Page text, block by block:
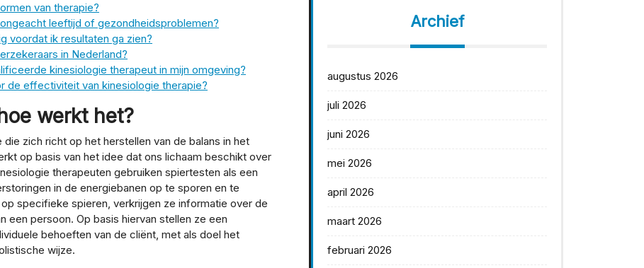
van therapie?
leeftijd of gezondheidsproblemen?
voordat ik resultaten ga zien?
in Nederland?
kinesiologie therapeut in mijn omgeving?
de effectiviteit van kinesiologie therapie?
werkt het?
zich richt op het herstellen van de balans in het
op basis van het idee dat ons lichaam beschikt over
therapeuten gebruiken spiertesten als een
in de energiebanen op te sporen en te
specifieke spieren, verkrijgen ze informatie over de
persoon. Op basis hiervan stellen ze een
behoeften van de cliënt, met als doel het
wijze.
Archief
augustus 2026
juli 2026
juni 2026
mei 2026
april 2026
maart 2026
februari 2026